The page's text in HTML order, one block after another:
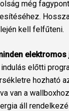
még
kell felfűteni.
előtti
hozható
van a
áll